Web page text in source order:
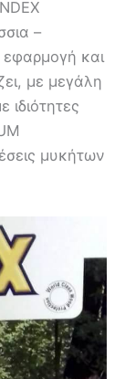
–
και
με μεγάλη
ιδιότητες
μυκήτων